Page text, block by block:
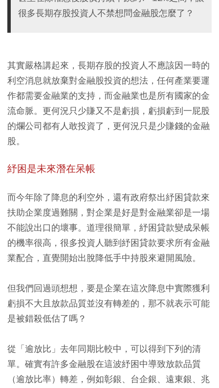
很多長期存股投資人不禁想問金融股怎麼了？
其實嚴格講起來，長期存股的投資人不應該因一時的
利空消息就放棄對金融股投資的想法，任何產業要運
作都需要金融業的支持，而金融業也是所有國家的金
流命脈。更何況只少賺又不是虧損，虧損虧到一屁股
的爛公司都有人敢投資了，更何況只是少賺錢的金融
股。
紓困是未來潛在呆帳
而今年除了降息的利空外，還有政府祭出紓困貸款來
扶助企業度過難關，對企業是好是對金融業卻是一場
不能說出口的壞事。道理很簡單，紓困貸款變成呆帳
的機率很高，很多投資人聽到紓困貸款要求所有金融
業配合，直覺開始出脫降低手中持股來避開風險。
但我們回過頭想想，要是企業在這次降息中實際獲利
虧損不大且放款品質並沒有轉差的，那不就表示可能
是被錯殺低估了嗎？
從「逾放比」去年同期比較中，可以得到下列的清
單。 確實有許多金融股在這波紓困中導致放款品質
（逾放比率）轉差，例如彰銀、台企銀、遠東銀、兆